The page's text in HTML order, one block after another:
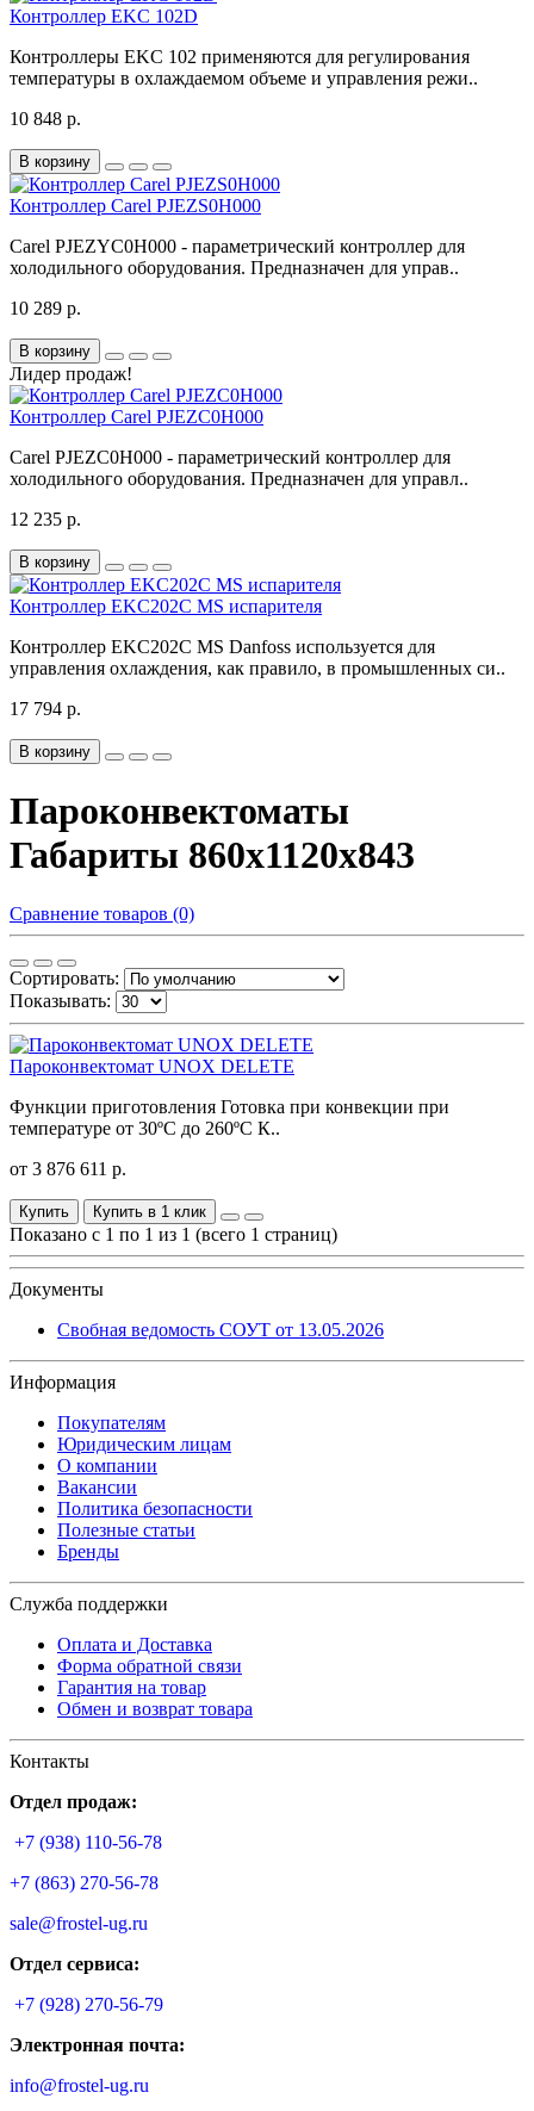
Контроллер EKC 102D
Контроллеры EKC 102 применяются для регулирования
температуры в охлаждаемом объеме и управления режи..
10 848 р.
В корзину
Контроллер Carel PJEZS0H000
Carel PJEZYC0H000 - параметрический контроллер для
холодильного оборудования. Предназначен для управ..
10 289 р.
В корзину
Лидер продаж!
Контроллер Carel PJEZC0H000
Carel PJEZC0H000 - параметрический контроллер для
холодильного оборудования. Предназначен для управл..
12 235 р.
В корзину
Контроллер EKC202C MS испарителя
Контроллер EKC202C MS Danfoss используется для
управления охлаждения, как правило, в промышленных си..
17 794 р.
В корзину
Пароконвектоматы
Габариты 860х1120х843
Сравнение товаров (0)
Сортировать:
Показывать:
Пароконвектомат UNOX DELETE
Функции приготовления Готовка при конвекции при
температуре от 30ºС до 260ºС К..
от 3 876 611 р.
Купить Купить в 1 клик
Показано с 1 по 1 из 1 (всего 1 страниц)
Документы
Свобная ведомость СОУТ от 13.05.2026
Информация
Покупателям
Юридическим лицам
О компании
Вакансии
Политика безопасности
Полезные статьи
Бренды
Служба поддержки
Оплата и Доставка
Форма обратной связи
Гарантия на товар
Обмен и возврат товара
Контакты
Отдел продаж:
+7 (938) 110-56-78
+7 (863) 270-56-78
sale@frostel-ug.ru
Отдел сервиса:
+7 (928) 270-56-79
Электронная почта:
info@frostel-ug.ru